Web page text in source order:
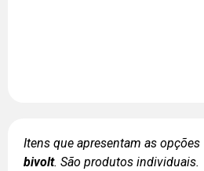
Itens que apresentam as
bivolt. São produtos individuais.